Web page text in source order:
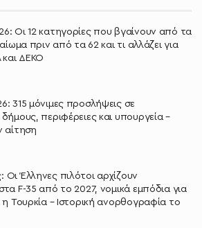
Οι 12 κατηγορίες που βγαίνουν από τα
πριν από τα 62 και τι αλλάζει για
και ΔΕΚΟ
315 μόνιμες προσλήψεις σε
περιφέρειες και υπουργεία –
αίτηση
Έλληνες πιλότοι αρχίζουν
F-35 από το 2027, νομικά εμπόδια για
η Τουρκία – Ιστορική ανορθογραφία το